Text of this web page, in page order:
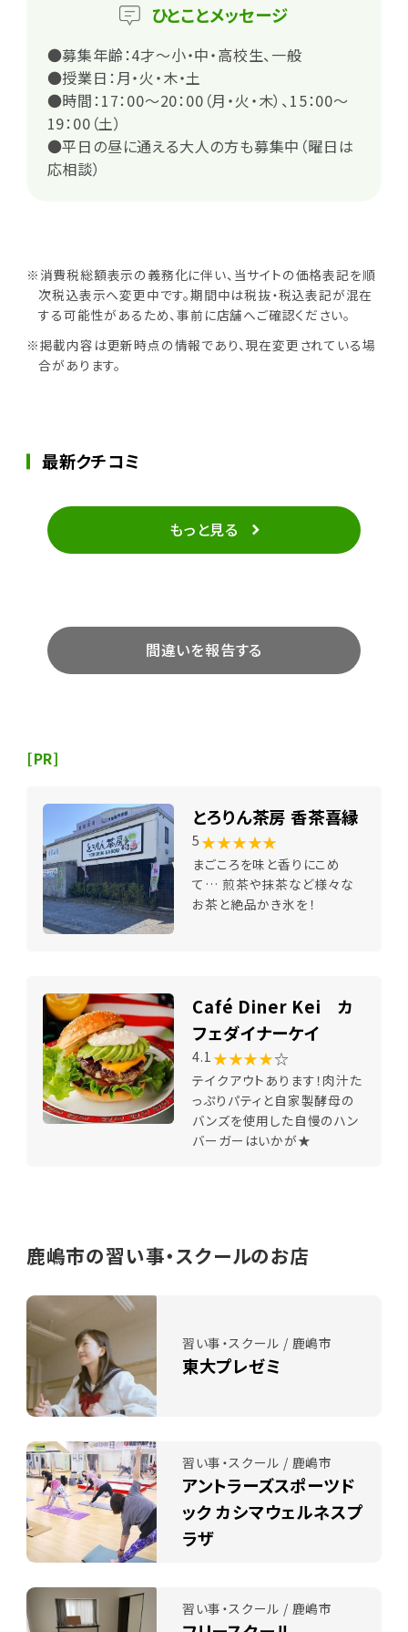
ひとことメッセージ
●募集年齢：4才～小・中・高校生、一般
●授業日：月・火・木・土
●時間：17：00～20：00（月・火・木）、15：00～
19：00（土）
●平日の昼に通える大人の方も募集中（曜日は
応相談）
※消費税総額表示の義務化に伴い、当サイトの価格表記を順
次税込表示へ変更中です。期間中は税抜・税込表記が混在
する可能性があるため、事前に店舗へご確認ください。
※掲載内容は更新時点の情報であり、現在変更されている場
合があります。
最新クチコミ
もっと見る
間違いを報告する
[PR]
とろりん茶房 香茶喜縁
5 ★★★★★
まごころを味と香りにこめ
て… 煎茶や抹茶など様々な
お茶と絶品かき氷を！
Café Diner Kei カ
フェダイナーケイ
4.1 ★★★★☆
テイクアウトあります！肉汁た
っぷりパティと自家製酵母の
バンズを使用した自慢のハン
バーガーはいかが★
鹿嶋市の習い事・スクールのお店
習い事・スクール / 鹿嶋市
東大プレゼミ
習い事・スクール / 鹿嶋市
アントラーズスポーツド
ック カシマウェルネスプ
ラザ
習い事・スクール / 鹿嶋市